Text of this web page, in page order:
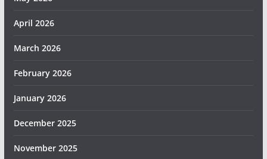
April 2026
March 2026
February 2026
January 2026
December 2025
November 2025